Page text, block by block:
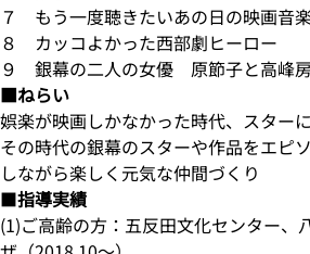
７ もう一度聴きたいあの日の映画音
８ カッコよかった西部劇ヒーロー
９ 銀幕の二人の女優 原節子と高峰
■ねらい
娯楽が映画しかなかった時代、スター
その時代の銀幕のスターや作品をエピ
しながら楽しく元気な仲間づくり
■指導実績
(1)ご高齢の方：五反田文化センター、